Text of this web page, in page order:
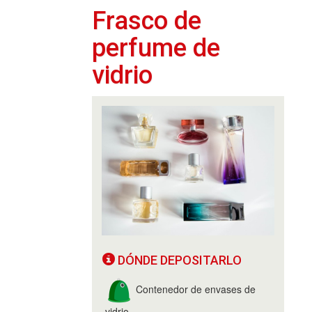
Frasco de
perfume de
vidrio
DÓNDE DEPOSITARLO
Contenedor de envases de